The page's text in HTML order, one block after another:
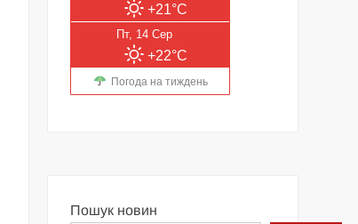
+21°C
Пт, 14 Сер
+22°C
Погода на тиждень
Пошук новин